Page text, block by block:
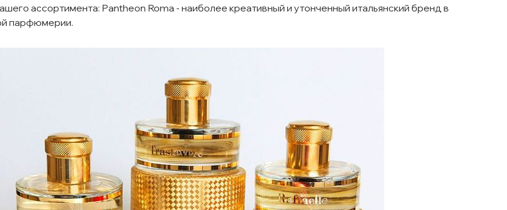
ассортимента: Pantheon Roma - наиболее креативный и утонченный итальянский бренд в
парфюмерии.